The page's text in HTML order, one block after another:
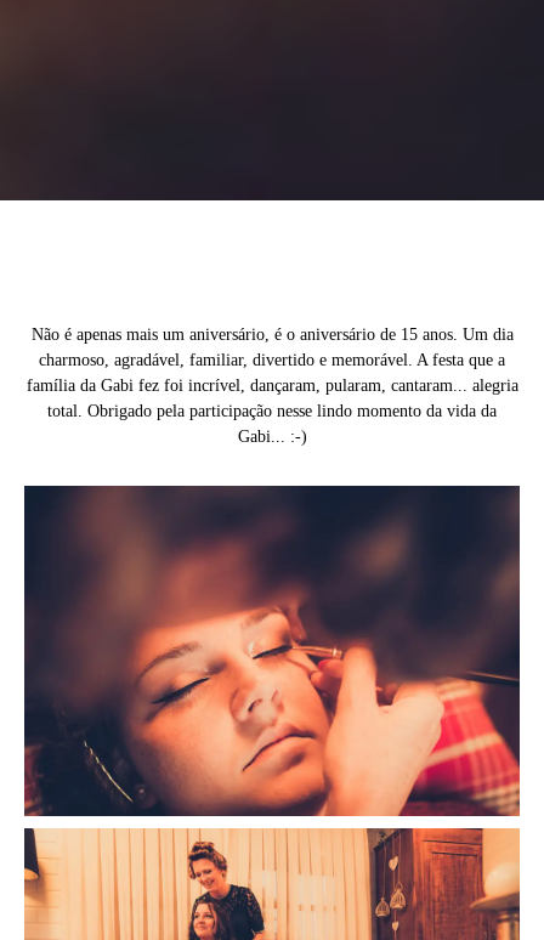
Não é apenas mais um aniversário, é o aniversário de 15 anos. Um dia
charmoso, agradável, familiar, divertido e memorável. A festa que a
família da Gabi fez foi incrível, dançaram, pularam, cantaram... alegria
total. Obrigado pela participação nesse lindo momento da vida da
Gabi... :-)